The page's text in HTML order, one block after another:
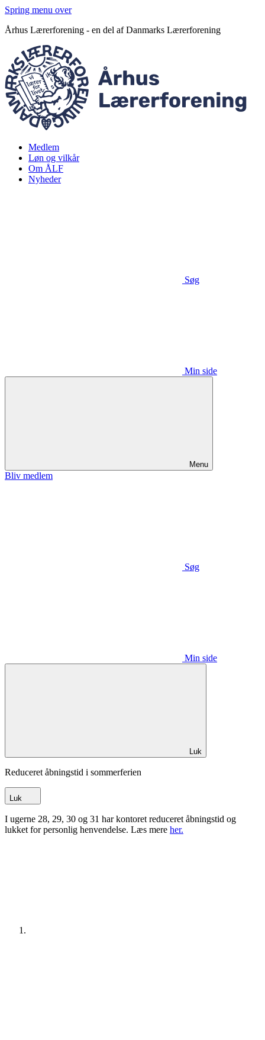
Spring menu over
Århus Lærerforening - en del af Danmarks Lærerforening
Medlem
Løn og vilkår
Om ÅLF
Nyheder
Søg
Min side
Menu
Bliv medlem
Søg
Min side
Luk
Reduceret åbningstid i sommerferien
Luk
I ugerne 28, 29, 30 og 31 har kontoret reduceret åbningstid og
lukket for personlig henvendelse. Læs mere her.